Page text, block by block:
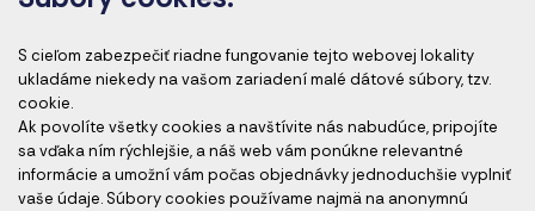
Akreditácia kurzov
Akreditovaní audítori
S cieľom zabezpečiť riadne fungovanie tejto webovej lokality
ukladáme niekedy na vašom zariadení malé dátové súbory, tzv.
cookie.
Ak povolíte všetky cookies a navštívite nás nabudúce, pripojíte
sa vďaka ním rýchlejšie, a náš web vám ponúkne relevantné
informácie a umožní vám počas objednávky jednoduchšie vyplniť
vaše údaje. Súbory cookies používame najmä na anonymnú